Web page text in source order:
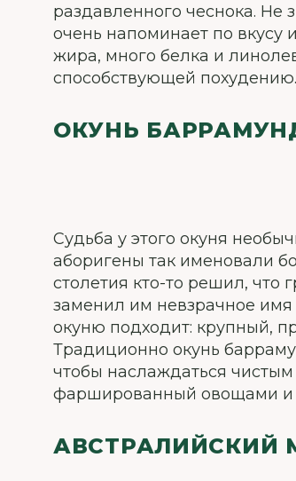
раздавленного чеснока. Не
очень напоминает по вкусу
жира, много белка и
способствующей похудению.
ОКУНЬ
Судьба у этого окуня
аборигены так именовали
столетия кто-то решил, что
заменил им невзрачное имя
окуню подходит: крупный,
Традиционно окунь
чтобы наслаждаться
фаршированный овощами и
АВСТРАЛИЙСКИЙ